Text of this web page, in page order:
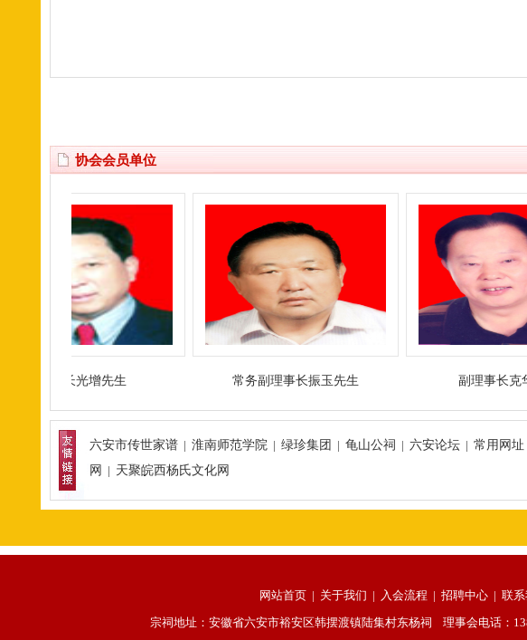
协会会员单位
理事长光增先生 常务副理事长振玉先生 副理事长克华先生
六安市传世家谱| 淮南师范学院| 绿珍集团 | 龟山公祠 | 六安论坛| 常用网址
网
| 天聚皖西杨氏文化网
网站首页 | 关于我们 | 入会流程 | 招聘中心 | 联
宗祠地址：安徽省六安市裕安区韩摆渡镇陆集村东杨祠 理事会电话：